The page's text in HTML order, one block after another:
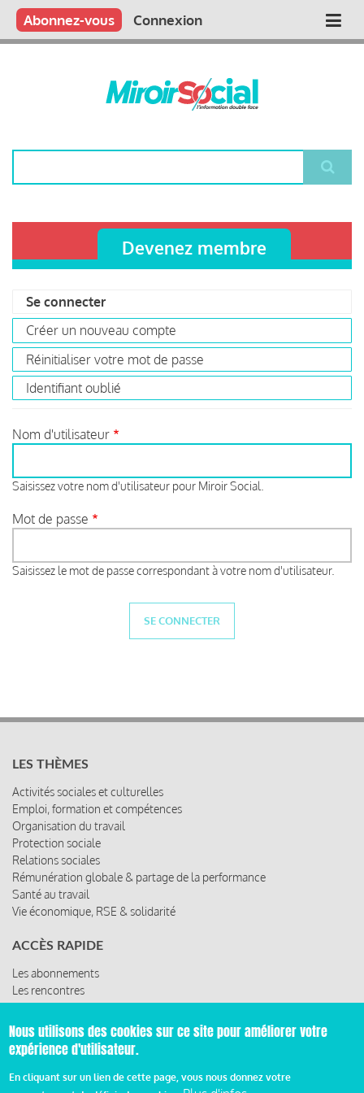
Aller
contenu
Main
Qui sommes nous ?
Vous publiez
Nous publions
Contactez-nous
Abonnez-vous Connexion
Devenez membre
Primary
tabs
Se connecter
actif)
Créer un nouveau compte
Réinitialiser votre mot de passe
Identifiant oublié
Nom d'utilisateur
Saisissez votre nom d'utilisateur pour Miroir Social.
Mot de passe
Saisissez le mot de passe correspondant à votre nom d'utilisateur.
LES THÈMES
Activités sociales et culturelles
Emploi, formation et compétences
Organisation du travail
Protection sociale
Relations sociales
Rémunération globale & partage de la performance
Santé au travail
Vie économique, RSE & solidarité
ACCÈS RAPIDE
Les abonnements
Les rencontres
Les ressources
© 2019 Miroir Social - Réalisé parCafffeine
Nous utilisons des cookies sur ce site pour améliorer votre
expérience d'utilisateur.
En cliquant sur un lien de cette page, vous nous donnez votre